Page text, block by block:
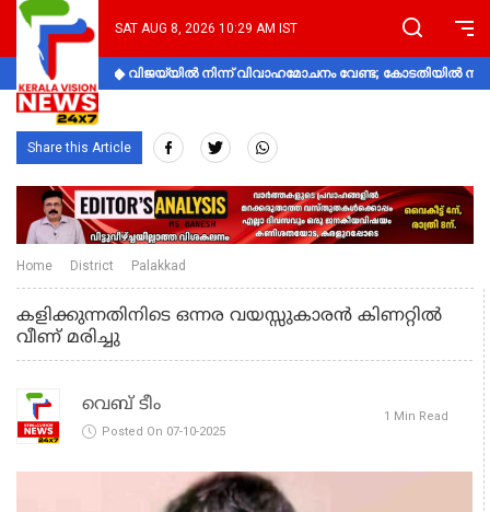
SAT AUG 8, 2026 10:29 AM IST
വിജയ്‌യിൽ നിന്ന് വിവാഹമോചനം വേണ്ട; കോടതിയിൽ
Share this Article
Home District Palakkad
കളിക്കുന്നതിനിടെ ഒന്നര വയസ്സുകാരൻ കിണറ്റിൽ
വീണ് മരിച്ചു
വെബ് ടീം
Posted On 07-10-2025
1 Min Read